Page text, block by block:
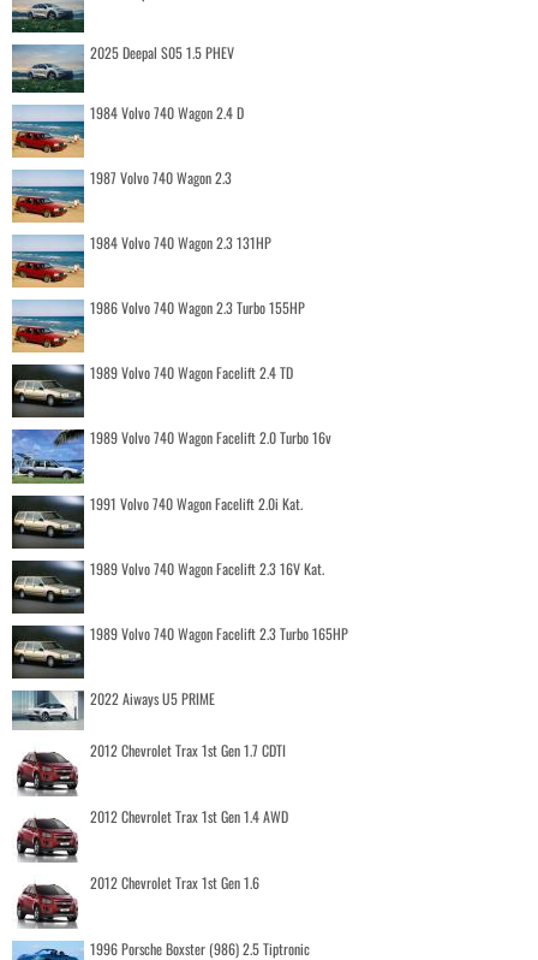
2025 Deepal S05 1.5 PHEV
1984 Volvo 740 Wagon 2.4 D
1987 Volvo 740 Wagon 2.3
1984 Volvo 740 Wagon 2.3 131HP
1986 Volvo 740 Wagon 2.3 Turbo 155HP
1989 Volvo 740 Wagon Facelift 2.4 TD
1989 Volvo 740 Wagon Facelift 2.0 Turbo 16v
1991 Volvo 740 Wagon Facelift 2.0i Kat.
1989 Volvo 740 Wagon Facelift 2.3 16V Kat.
1989 Volvo 740 Wagon Facelift 2.3 Turbo 165HP
2022 Aiways U5 PRIME
2012 Chevrolet Trax 1st Gen 1.7 CDTI
2012 Chevrolet Trax 1st Gen 1.4 AWD
2012 Chevrolet Trax 1st Gen 1.6
1996 Porsche Boxster (986) 2.5 Tiptronic